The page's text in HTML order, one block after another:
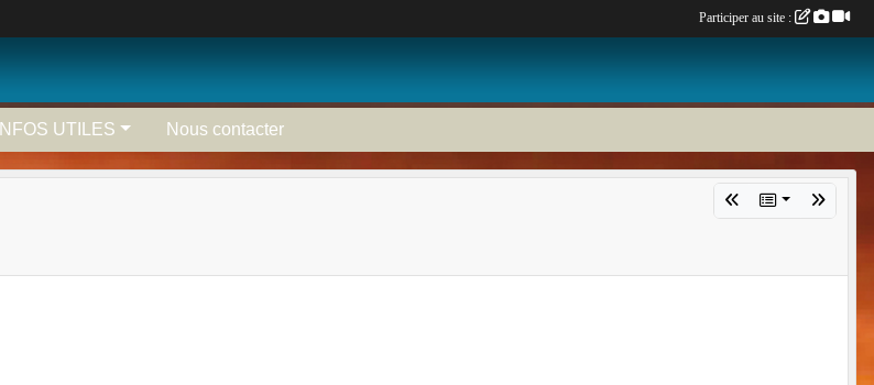
INFOS UTILES Nous contacter
Participer au site :